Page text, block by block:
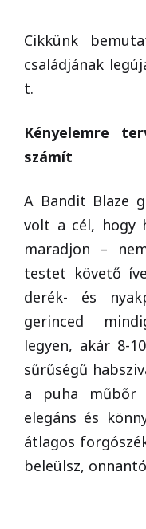
Cikkünk
családjának
t.
Kényelemre
számít
A Bandit Blaze
volt a cél, hogy
maradjon –
testet követő
derék- és
gerinced
legyen, akár 8-
sűrűségű
a puha műbőr
elegáns és
átlagos
beleülsz,